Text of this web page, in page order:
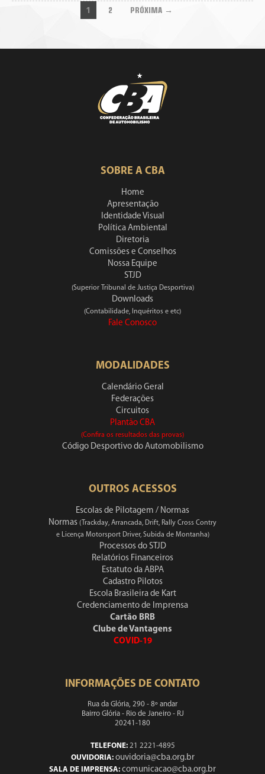
1 2 PRÓXIMA →
SOBRE A CBA
Home
Apresentação
Identidade Visual
Política Ambiental
Diretoria
Comissões e Conselhos
Nossa Equipe
STJD
(Superior Tribunal de Justiça Desportiva)
Downloads
(Contabilidade, Inquéritos e etc)
Fale Conosco
MODALIDADES
Calendário Geral
Federações
Circuitos
Plantão CBA
(Confira os resultados das provas)
Código Desportivo do Automobilismo
OUTROS ACESSOS
Escolas de Pilotagem / Normas
Normas (Trackday, Arrancada, Drift, Rally Cross Contry
e Licença Motorsport Driver, Subida de Montanha)
Processos do STJD
Relatórios Financeiros
Estatuto da ABPA
Cadastro Pilotos
Escola Brasileira de Kart
Credenciamento de Imprensa
Cartão BRB
Clube de Vantagens
COVID-19
INFORMAÇÕES DE CONTATO
Rua da Glória, 290 - 8º andar
Bairro Glória - Rio de Janeiro - RJ
20241-180
TELEFONE:21 2221-4895
OUVIDORIA: ouvidoria@cba.org.br
SALA DE IMPRENSA: comunicacao@cba.org.br